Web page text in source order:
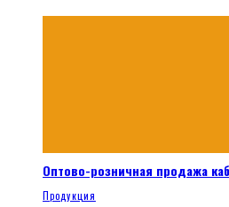
Оптово-розничная продажа
Продукция